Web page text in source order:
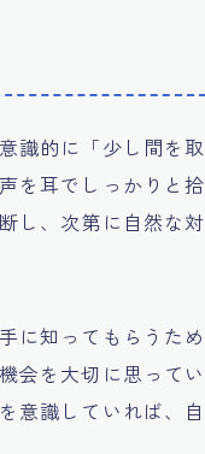
識的に「少し間を取
を耳でしっかりと拾
し、次第に自然な対
に知ってもらうため
会を大切に思ってい
意識していれば、自